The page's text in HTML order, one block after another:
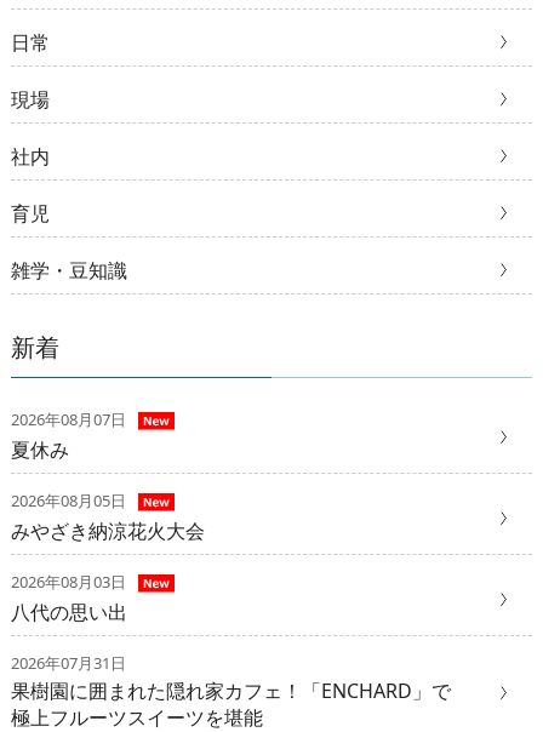
日常
現場
社内
育児
雑学・豆知識
新着
2026年08月07日
夏休み
2026年08月05日
みやざき納涼花火大会
2026年08月03日
八代の思い出
2026年07月31日
果樹園に囲まれた隠れ家カフェ！「ENCHARD」で
極上フルーツスイーツを堪能